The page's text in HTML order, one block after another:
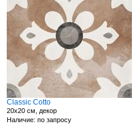
Classic Cotto
20x20 см, декор
Наличие: по запросу